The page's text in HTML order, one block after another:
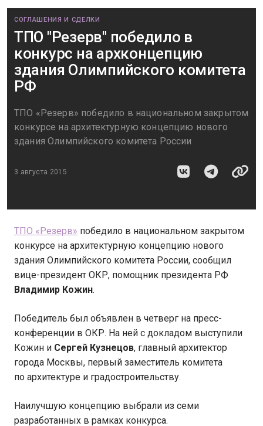
СОГЛАШЕНИЯ И СДЕЛКИ
ТПО "Резерв" победило в
конкурс на архконцепцию
здания Олимпийского комитета
РФ
ТПО «Резерв» победило в национальном закрытом
конкурсе на архитектурную концепцию нового
здания Олимпийского комитета России
3 августа 2015
ТПО «Резерв» победило в национальном закрытом
конкурсе на архитектурную концепцию нового
здания Олимпийского комитета России, сообщил
вице-президент ОКР, помощник президента РФ
Владимир Кожин.
Победитель был объявлен в четверг на пресс-
конференции в ОКР. На ней с докладом выступили
Кожин и Сергей Кузнецов, главный архитектор
города Москвы, первый заместитель комитета
по архитектуре и градостроительству.
Наилучшую концепцию выбрали из семи
разработанных в рамках конкурса.